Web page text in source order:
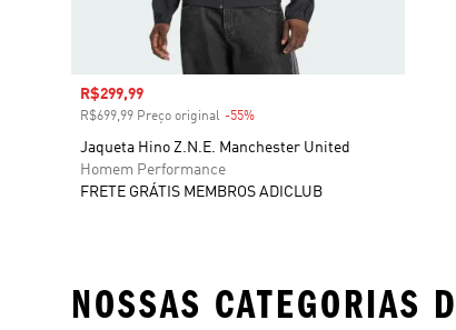
Preço com desconto
R$299,99
R$699,99 Preço original -55%
Jaqueta Hino Z.N.E. Manchester United
Homem Performance
FRETE GRÁTIS MEMBROS ADICLUB
NOSSAS CATEGORIAS